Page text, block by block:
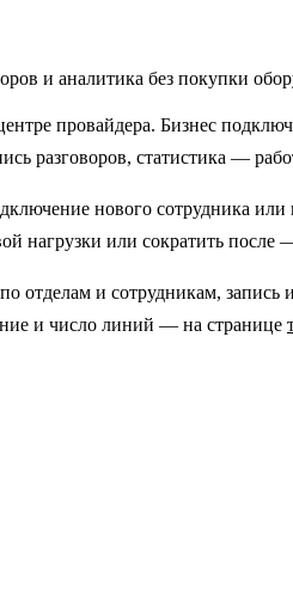
и аналитика без покупки
провайдера. Бизнес
разговоров, статистика —
нового сотрудника
или сократить после
отделам и сотрудникам,
и число линий — на странице